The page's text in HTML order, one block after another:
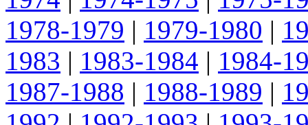
1978-1979 | 1979-1980 |
1983 | 1983-1984 | 1984-
1987-1988 | 1988-1989 |